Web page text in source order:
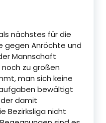
nächstes für die
gegen Anröchte und
Mannschaft
zu großen
man sich keine
bewältigt
damit
Bezirksliga nicht